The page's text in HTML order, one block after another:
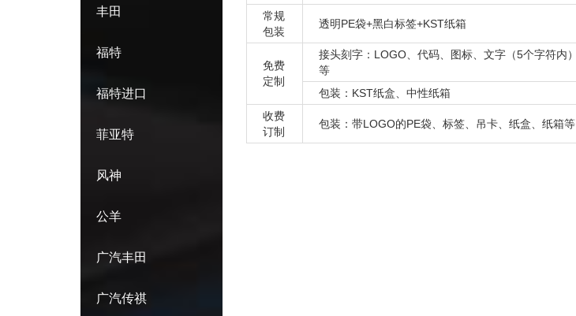
丰田
福特
福特进口
菲亚特
风神
公羊
广汽丰田
广汽传祺
常规
包装
透明PE袋+黑白标签+KST纸箱
免费
定制
接头刻字：LOGO、代码、图标、文字（5个字符内）
等
包装：KST纸盒、中性纸箱
收费
订制
包装：带LOGO的PE袋、标签、吊卡、纸盒、纸箱等